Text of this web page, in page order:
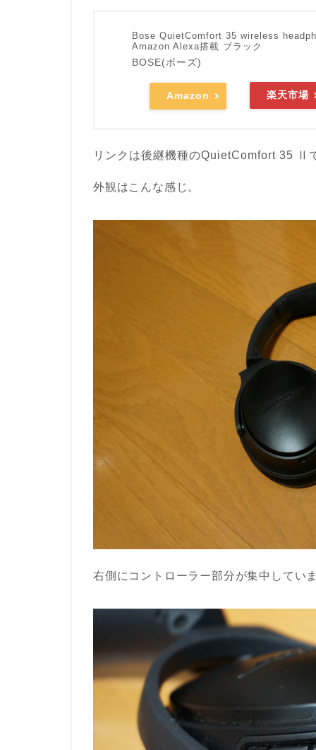
Bose QuietComfort 35 wireless
Amazon Alexa搭載 ブラック
BOSE(ボーズ)
Amazon 楽天市場
リンクは後継機種のQuietComfort 35 Ⅱ
外観はこんな感じ。
右側にコントローラー部分が集中してい